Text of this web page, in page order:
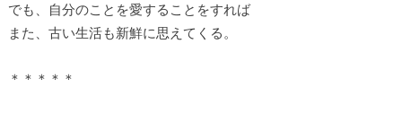
でも、自分のことを愛することをすれば
また、古い生活も新鮮に思えてくる。
＊＊＊＊＊